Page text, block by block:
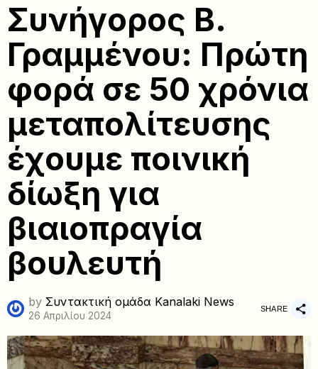
Συνήγορος Β.
Γραμμένου: Πρώτη
φορά σε 50 χρόνια
μεταπολίτευσης
έχουμε ποινική
δίωξη για
βιαιοπραγία
βουλευτή
by Συντακτική ομάδα Kanalaki News
26 Απριλίου 2024
SHARE